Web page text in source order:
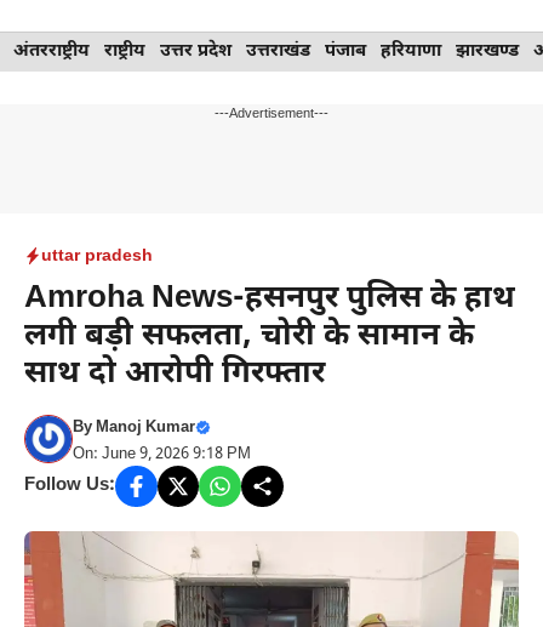
Skip
to
अंतरराष्ट्रीय राष्ट्रीय उत्तर प्रदेश उत्तराखंड पंजाब हरियाणा झारखण्ड
---Advertisement---
uttar pradesh
Amroha News-हसनपुर पुलिस के हाथ
लगी बड़ी सफलता, चोरी के सामान के
साथ दो आरोपी गिरफ्तार
ByManoj Kumar
On: June 9, 2026 9:18 PM
Follow Us: